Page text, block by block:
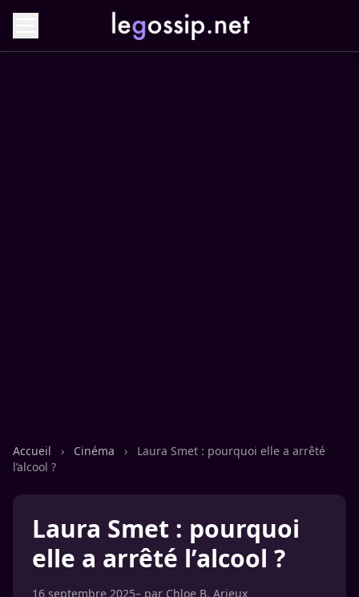
Accueil › Cinéma ›
Laura Smet : pourquoi elle a arrêté
l’alcool ?
Laura Smet : pourquoi
elle a arrêté l’alcool ?
16 septembre 2025– par Chloe B. Arieux